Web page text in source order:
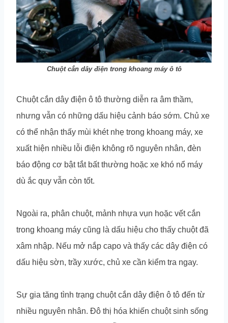
Chuột cắn dây điện trong khoang máy ô tô
Chuột cắn dây điện ô tô thường diễn ra âm thầm,
nhưng vẫn có những dấu hiệu cảnh báo sớm. Chủ xe
có thể nhận thấy mùi khét nhẹ trong khoang máy, xe
xuất hiện nhiều lỗi điện không rõ nguyên nhân, đèn
báo động cơ bật tắt bất thường hoặc xe khó nổ máy
dù ắc quy vẫn còn tốt.
Ngoài ra, phân chuột, mảnh nhựa vụn hoặc vết cắn
trong khoang máy cũng là dấu hiệu cho thấy chuột đã
xâm nhập. Nếu mở nắp capo và thấy các dây điện có
dấu hiệu sờn, trầy xước, chủ xe cần kiểm tra ngay.
Sự gia tăng tình trạng chuột cắn dây điện ô tô đến từ
nhiều nguyên nhân. Đô thị hóa khiến chuột sinh sống